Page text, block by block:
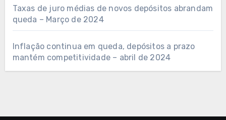
Taxas de juro médias de novos depósitos abrandam
queda – Março de 2024
Inflação continua em queda, depósitos a prazo
mantém competitividade – abril de 2024